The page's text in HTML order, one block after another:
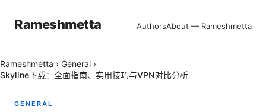
Rameshmetta AuthorsAbout — Rameshmetta
Rameshmetta › General ›
Skyline下载：全面指南、实用技巧与VPN对比分析
GENERAL